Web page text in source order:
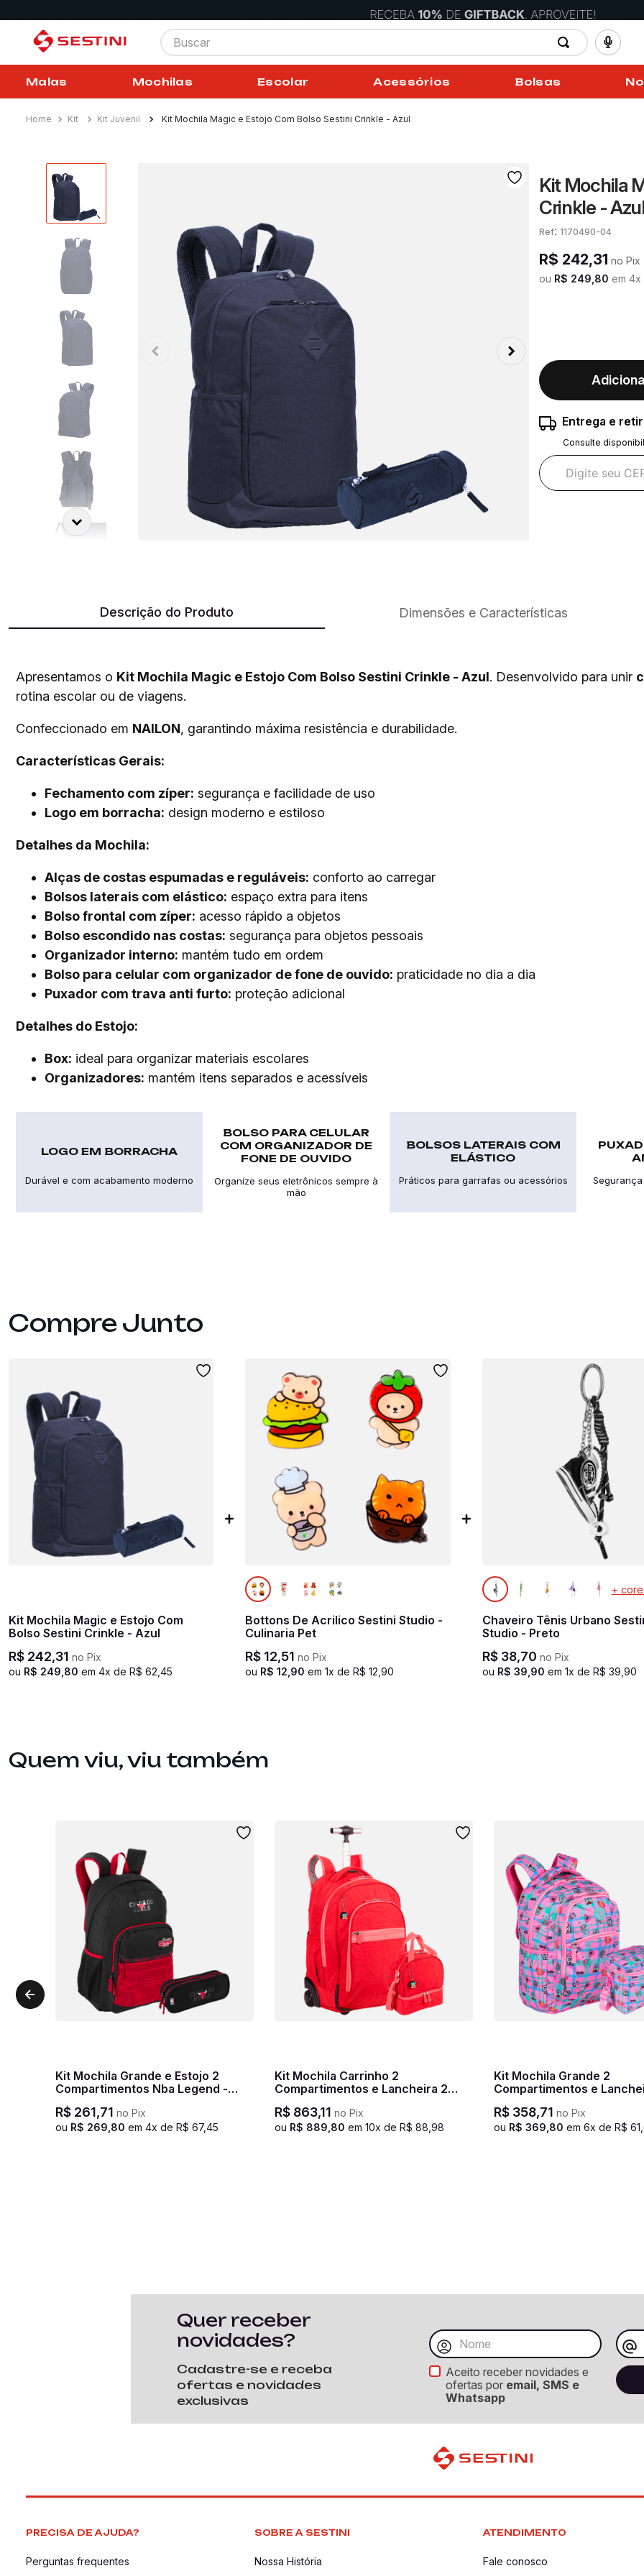
Buscar
Malas Mochilas Escolar Acessórios Bolsas
Kit Kit Juvenil Kit Mochila Magic e Estojo Com Bolso Sestini Crinkle - Azul
Kit Mochila
Crinkle -
: 1170490-04
R$ 242,31 no Pix
ou R$ 249 80 em 4x
Entrega e
Consulte
Descrição do Produto Dimensões e Características
Apresentamos o Kit Mochila Magic e Estojo Com Bolso Sestini Crinkle - Azul. Desenvolvido para unir
rotina escolar ou de viagens.
Confeccionado em NAILON, garantindo máxima resistência e durabilidade.
Características Gerais:
Fechamento com zíper: segurança e facilidade de uso
Logo em borracha: design moderno e estiloso
Detalhes da Mochila:
Alças de costas espumadas e reguláveis: conforto ao carregar
Bolsos laterais com elástico: espaço extra para itens
Bolso frontal com zíper: acesso rápido a objetos
Bolso escondido nas costas: segurança para objetos pessoais
Organizador interno: mantém tudo em ordem
Bolso para celular com organizador de fone de ouvido: praticidade no dia a dia
Puxador com trava anti furto: proteção adicional
Detalhes do Estojo:
Box: ideal para organizar materiais escolares
Organizadores: mantém itens separados e acessíveis
LOGO EM BORRACHA
Durável e com acabamento moderno
BOLSO PARA CELULAR
COM ORGANIZADOR DE
FONE DE OUVIDO
Organize seus eletrônicos sempre à
mão
BOLSOS LATERAIS COM
ELÁSTICO
Práticos para garrafas ou acessórios
Kit Mochila Magic e Estojo Com
Bolso Sestini Crinkle - Azul
R$ 242,31 no Pix
ou R$ 249,80 em 4x de R$ 62,45
Bottons De Acrilico Sestini Studio -
Culinaria Pet
R$ 12,51 no Pix
ou R$ 12,90 em1x de R$ 12,90
+
Chaveiro Tênis Urbano
Studio - Preto
R$ 38,70 no Pix
ou R$ 39,90 em 1x de R$ 39,90
Quem viu, viu também
Kit Mochila Grande e Estojo 2
Compartimentos Nba Legend -
Bulls Preto
R$ 261,71 no Pix
ou R$ 269,80 em 4x de R$ 67,45
Kit Mochila Carrinho 2
Compartimentos e Lancheira 2
Compartimentos Paul Frank T03 -
Cereja
R$ 863,11 no Pix
ou R$ 889,80 em 10x de R$ 88,98
Kit Mochila Grande 2
Compartimentos e
Grande Capricho Student
Claro
R$ 358,71 no Pix
ou R$ 369,80 em 6x de R$ 61,
Quer receber
novidades?
Cadastre-se e receba
ofertas e novidades
exclusivas
Aceito receber novidades e
ofertas por email, SMS e
Whatsapp
PRECISA DE AJUDA?
Perguntas frequentes
SOBRE A SESTINI
Nossa História
ATENDIMENTO
Fale conosco